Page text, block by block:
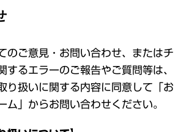
のご意見・お問い合わせ、またはチ
するエラーのご報告やご質問等は、
り扱いに関する内容に同意して「お
ム」からお問い合わせください。